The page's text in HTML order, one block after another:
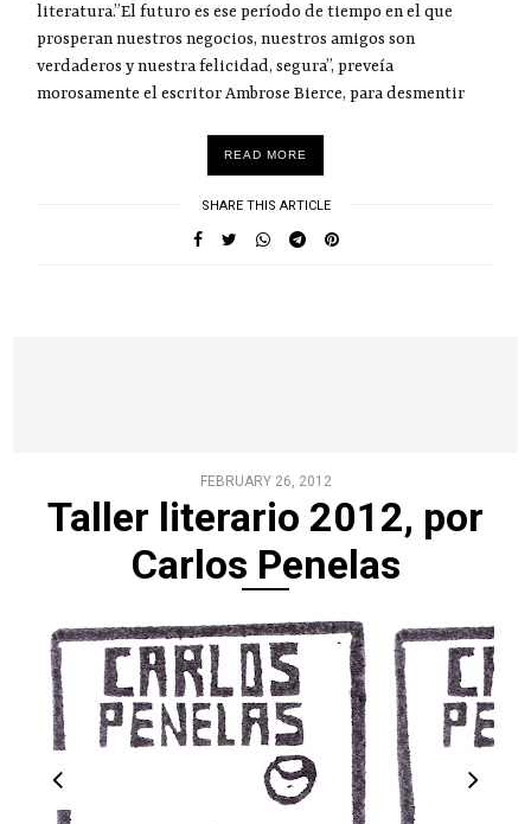
literatura.”El futuro es ese período de tiempo en el que
prosperan nuestros negocios, nuestros amigos son
verdaderos y nuestra felicidad, segura”, preveía
morosamente el escritor Ambrose Bierce, para desmentir
READ MORE
SHARE THIS ARTICLE
FEBRUARY 26, 2012
Taller literario 2012, por
Carlos Penelas